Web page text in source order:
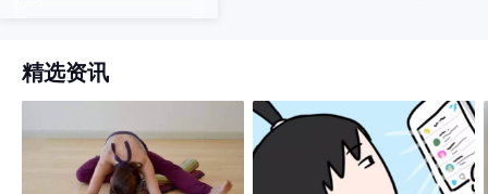
精选资讯